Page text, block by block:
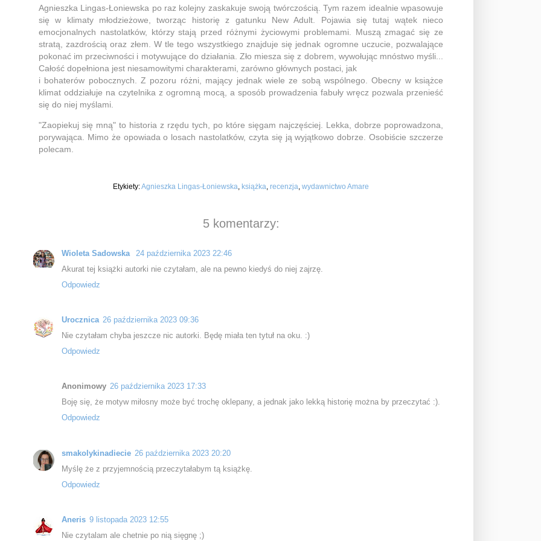
Agnieszka Lingas-Łoniewska po raz kolejny zaskakuje swoją twórczością. Tym razem idealnie wpasowuje
się w klimaty młodzieżowe, tworząc historię z gatunku New Adult. Pojawia się tutaj wątek nieco
emocjonalnych nastolatków, którzy stają przed różnymi życiowymi problemami. Muszą zmagać się ze
stratą, zazdrością oraz złem. W tle tego wszystkiego znajduje się jednak ogromne uczucie, pozwalające
pokonać im przeciwności i motywujące do działania. Zło miesza się z dobrem, wywołując mnóstwo myśli...
Całość dopełniona jest niesamowitymi charakterami, zarówno głównych postaci, jak
i bohaterów pobocznych. Z pozoru różni, mający jednak wiele ze sobą wspólnego. Obecny w książce
klimat oddziałuje na czytelnika z ogromną mocą, a sposób prowadzenia fabuły wręcz pozwala przenieść
się do niej myślami.
"Zaopiekuj się mną" to historia z rzędu tych, po które sięgam najczęściej. Lekka, dobrze poprowadzona,
porywająca. Mimo że opowiada o losach nastolatków, czyta się ją wyjątkowo dobrze. Osobiście szczerze
polecam.
Etykiety:Agnieszka Lingas-Łoniewska książka recenzja wydawnictwo Amare
5 komentarzy:
Wioleta Sadowska
24 października 2023 22:46
Akurat tej książki autorki nie czytałam, ale na pewno kiedyś do niej zajrzę.
Odpowiedz
Urocznica 26 października 2023 09:36
Nie czytałam chyba jeszcze nic autorki. Będę miała ten tytuł na oku. :)
Odpowiedz
Anonimowy 26 października 2023 17:33
Boję się, że motyw miłosny może być trochę oklepany, a jednak jako lekką historię można by przeczytać :).
Odpowiedz
smakolykinadiecie 26 października 2023 20:20
Myślę że z przyjemnością przeczytałabym tą książkę.
Odpowiedz
Aneris 9 listopada 2023 12:55
Nie czytalam ale chetnie po nią sięgnę ;)